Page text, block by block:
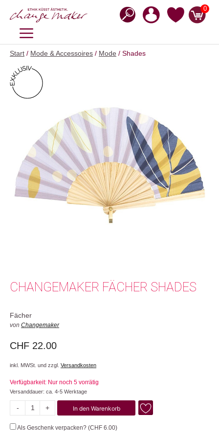
Inhalt
0
MENÜ
Start / Mode & Accessoires / Mode / Shades
CHANGEMAKER FÄCHER SHADES
Fächer
von Changemaker
CHF 22.00
inkl. MWSt. und zzgl. Versandkosten
Verfügbarkeit: Nur noch 5 vorrätig
Versanddauer: ca. 4-5 Werktage
-
Shades
+ In den Warenkorb
Als Geschenk verpacken? (CHF 6.00)